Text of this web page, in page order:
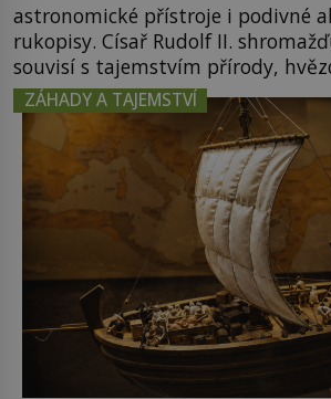
astronomické přístroje i podivné
rukopisy. Císař Rudolf II.
souvisí s tajemstvím přírody,
poznání. Jenže po jeho smrti se
začínají rozpadat a část z nich mizí
odnesl nejvzácnější knihy? A
zapomenuté rukopisy, které nikdo
ZÁHADY A TAJEMSTVÍ